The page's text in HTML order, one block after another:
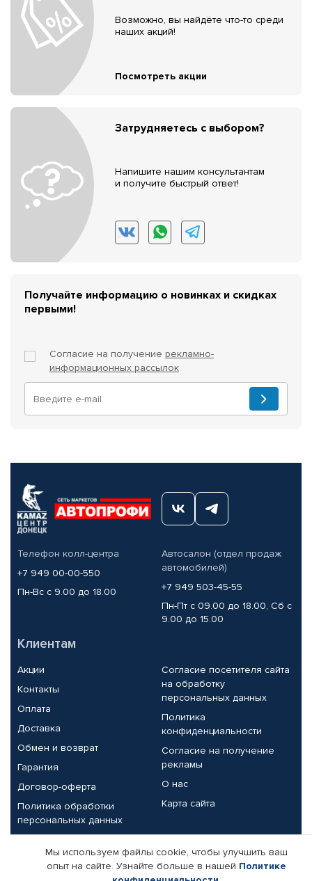
Возможно, вы найдёте что-то среди
наших акций!
Посмотреть акции
Затрудняетесь с выбором?
Напишите нашим консультантам
и получите быстрый ответ!
Получайте информацию о новинках и скидках
первыми!
Согласие на получение рекламно-
информационных рассылок
Телефон колл-центра
+7 949 00-00-550
Пн-Вс с 9.00 до 18.00
Автосалон (отдел продаж
автомобилей)
+7 949 503-45-55
Пн-Пт с 09.00 до 18.00, Сб с
9.00 до 15.00
Клиентам
Акции
Контакты
Оплата
Доставка
Обмен и возврат
Гарантия
Договор-оферта
Политика обработки
персональных данных
Согласие посетителя сайта
на обработку
персональных данных
Политика
конфиденциальности
Согласие на получение
рекламы
О нас
Карта сайта
Партнерам
Корпоративным клиентам Реквизиты компании
Мы используем файлы cookie, чтобы улучшить ваш
опыт на сайте. Узнайте больше в нашей Политике